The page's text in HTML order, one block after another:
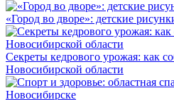
«Город во дворе»: детские
Секреты кедрового урожая: как
Новосибирской области